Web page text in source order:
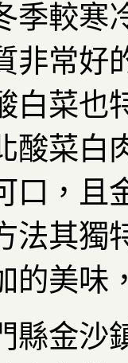
季較寒
非常好
白菜也
酸菜白
口，且
法其獨
的美味
縣金沙